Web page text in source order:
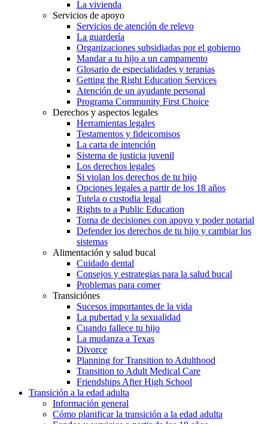
La vivienda
Servicios de apoyo
Servicios de atención de relevo
La guardería
Organizaciones subsidiadas por el gobierno
Mandar a tu hijo a un campamento
Glosario de especialidades y terapias
Getting the Right Education Services
Atención de un ayudante personal
Programa Community First Choice
Derechos y aspectos legales
Herramientas legales
Testamentos y fideicomisos
La carta de intención
Sistema de justicia juvenil
Los derechos legales
Si violan los derechos de tu hijo
Opciones legales a partir de los 18 años
Tutela o custodia legal
Rights to a Public Education
Toma de decisiones con apoyo y poder notarial
Defender los derechos de tu hijo y cambiar los
sistemas
Alimentación y salud bucal
Cuidado dental
Consejos y estrategias para la salud bucal
Problemas para comer
Transiciónes
Sucesos importantes de la vida
La pubertad y la sexualidad
Cuando fallece tu hijo
La mudanza a Texas
Divorce
Planning for Transition to Adulthood
Transition to Adult Medical Care
Friendships After High School
Transición a la edad adulta
Información general
Cómo planificar la transición a la edad adulta